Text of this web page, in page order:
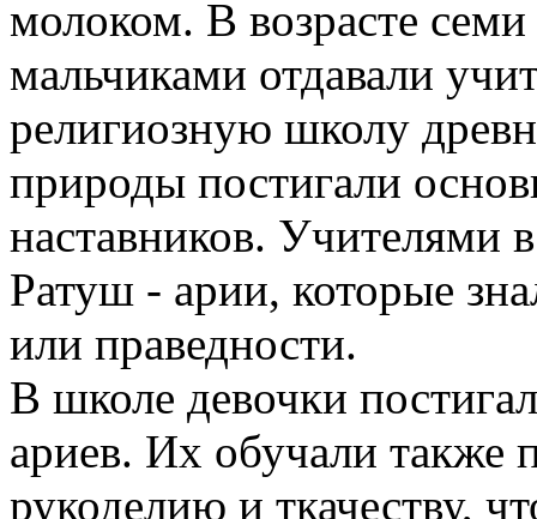
молоком. В возрасте семи
мальчиками отдавали
религиозную школу
природы постигали
наставников. Учителями
Ратуш - арии, которые
или праведности.
В школе девочки
ариев. Их обучали также
рукоделию и ткачеству,